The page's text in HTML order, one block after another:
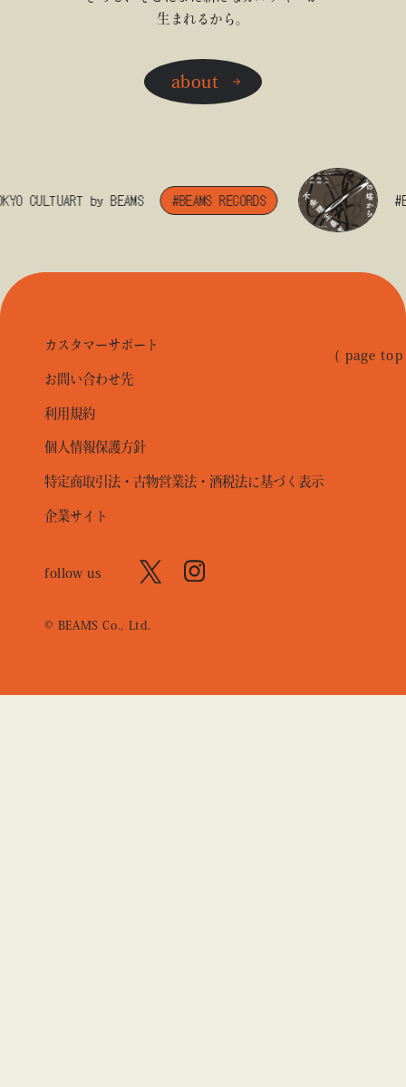
生まれるから。
about
CULTUART by BEAMS #BEAMS RECORDS
( page
カスタマーサポート
お問い合わせ先
利用規約
個人情報保護方針
特定商取引法・古物営業法・酒税法に基づく表示
企業サイト
follow us
© BEAMS Co., Ltd.